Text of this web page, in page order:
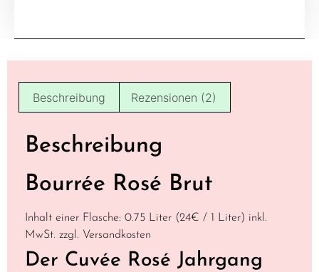
Beschreibung Rezensionen (2)
Beschreibung
Bourrée Rosé Brut
Inhalt einer Flasche: 0.75 Liter (24€ / 1 Liter) inkl.
MwSt. zzgl. Versandkosten
Der Cuvée Rosé Jahrgang